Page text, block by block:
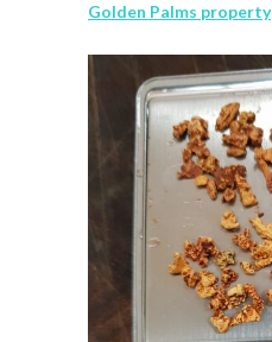
Golden Palms property